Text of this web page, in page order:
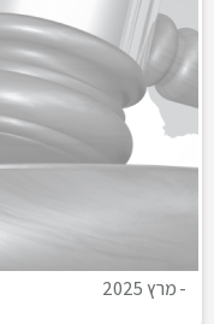
-מרץ 2025